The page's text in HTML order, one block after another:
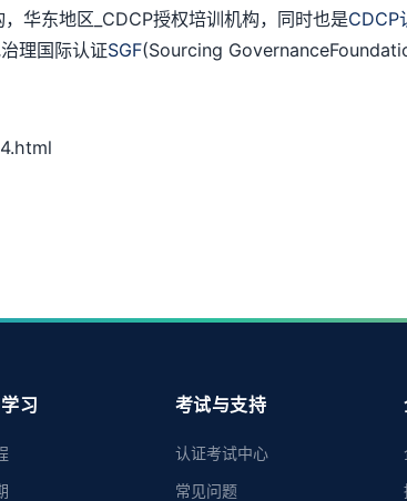
，华东地区_CDCP授权培训机构，同时也是CDCP
理国际认证SGF(Sourcing
习 考试与支持
认证考试中心
常见问题